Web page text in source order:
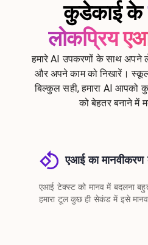
कुडेकाई के
लोकप्रिय
हमारे AI उपकरणों के साथ अपने
और अपने काम को निखारें।
बिल्कुल सही, हमारा AI
को बेहतर बनाने में
एआई का
एआई टेक्स्ट को मानव में बदलना
हमारा टूल कुछ ही सेकंड में इसे